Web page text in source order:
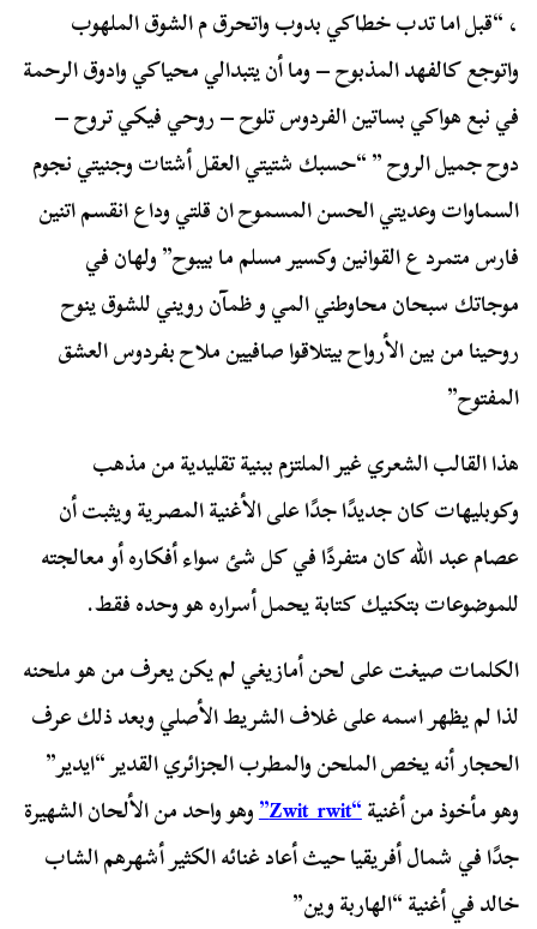
، “قبل اما تدب خطاكي بدوب واتحرق م الشوق الملهوب
واتوجع كالفهد المذبوح – وما أن يتبدالي محياكي وادوق الرحمة
في نبع هواكي بساتين الفردوس تلوح – روحي فيكي تروح –
دوح جميل الروح ” “حسبك شتيتي العقل أشتات وجنيتي نجوم
السماوات وعديتي الحسن المسموح ان قلتي وداع انقسم اتنين
فارس متمرد ع القوانين وكسير مسلم ما بيبوح” ولهان في
موجاتك سبحان محاوطني المي و ظمآن رويني للشوق ينوح
روحينا من بين الأرواح بيتلاقوا صافيين ملاح بفردوس العشق
المفتوح”
هذا القالب الشعري غير الملتزم ببنية تقليدية من مذهب
وكوبليهات كان جديدًا جدًا على الأغنية المصرية ويثبت أن
عصام عبد الله كان متفردًا في كل شئ سواء أفكاره أو معالجته
للموضوعات بتكنيك كتابة يحمل أسراره هو وحده فقط.
الكلمات صيغت على لحن أمازيغي لم يكن يعرف من هو ملحنه
لذا لم يظهر اسمه على غلاف الشريط الأصلي وبعد ذلك عرف
الحجار أنه يخص الملحن والمطرب الجزائري القدير “ايدير”
وهو مأخوذ من أغنية“Zwit rwit”
وهو واحد من الألحان الشهيرة
جدًا في شمال أفريقيا حيث أعاد غنائه الكثير أشهرهم الشاب
خالد في أغنية “الهاربة وين”